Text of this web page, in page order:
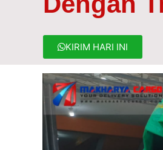
KIRIM HARI INI